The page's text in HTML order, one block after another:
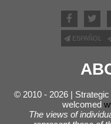
ESPAÑOL
© 2010 - 2026 |
welcomed
The views of